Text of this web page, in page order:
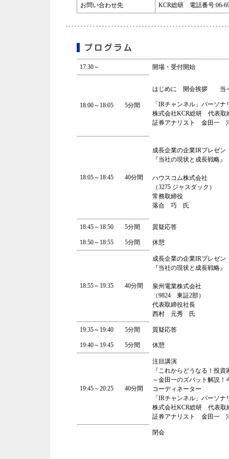
お問い合わせ先 KCR総研 電話番号:06-
17:30～ 開場・受付開始
18:00～18:05 5分間
はじめに 開会挨拶 当イ
「IRチャンネル」パーソナ
株式会社KCR総研 代表取
証券アナリスト 金田一
18:05～18:45 40分間
成長企業の企業IRプレゼン
『当社の現状と成長戦略』
ハウスコム株式会社
（3275 ジャスダック）
常務取締役
落合 巧 氏
18:45～18:50 5分間 質疑応答
18:50～18:55 5分間 休憩
18:55～19:35 40分間
成長企業の企業IRプレゼン
『当社の現状と成長戦略』
泉州電業株式会社
（9824 東証2部）
代表取締役社長
西村 元秀 氏
19:35～19:40 5分間 質疑応答
19:40～19:45 5分間 休憩
19:45～20:25 40分間
注目講演
『これからどうなる！投
～金田一のズバット解説！
コーディネーター
「IRチャンネル」パーソナ
株式会社KCR総研 代表取
証券アナリスト 金田一
閉会